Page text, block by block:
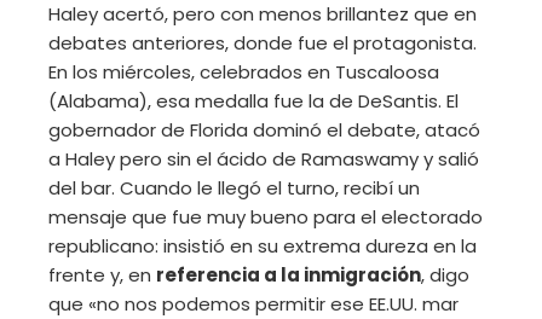
Haley acertó, pero con menos brillantez que en
debates anteriores, donde fue el protagonista.
En los miércoles, celebrados en Tuscaloosa
(Alabama), esa medalla fue la de DeSantis. El
gobernador de Florida dominó el debate, atacó
a Haley pero sin el ácido de Ramaswamy y salió
del bar. Cuando le llegó el turno, recibí un
mensaje que fue muy bueno para el electorado
republicano: insistió en su extrema dureza en la
frente y, en referencia a la inmigración, digo
que «no nos podemos permitir ese EE.UU. mar